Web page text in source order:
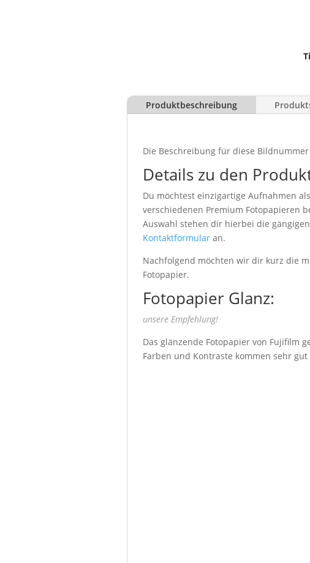
Produktbeschreibung
Die Beschreibung für diese
Details zu den
Du möchtest einzigartige Aufnahmen
verschiedenen Premium Fotopapieren
Auswahl stehen dir hierbei die
Kontaktformular an.
Nachfolgend möchten wir dir kurz die
Fotopapier.
Fotopapier Glanz:
unsere Empfehlung!
Das glänzende Fotopapier von Fujifilm
Farben und Kontraste kommen sehr